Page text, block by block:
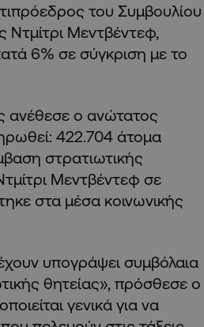
του Συμβουλίου
Μεντβέντεφ,
6% σε σύγκριση με το
ανέθεσε ο ανώτατος
422.704 άτομα
στρατιωτικής
Μεντβέντεφ σε
στα μέσα κοινωνικής
υπογράψει συμβόλαια
θητείας», πρόσθεσε ο
γενικά για να